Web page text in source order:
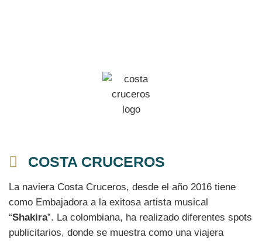
COSTA CRUCEROS
La naviera Costa Cruceros, desde el año 2016 tiene
como Embajadora a la exitosa artista musical
“Shakira”. La colombiana, ha realizado diferentes spots
publicitarios, donde se muestra como una viajera